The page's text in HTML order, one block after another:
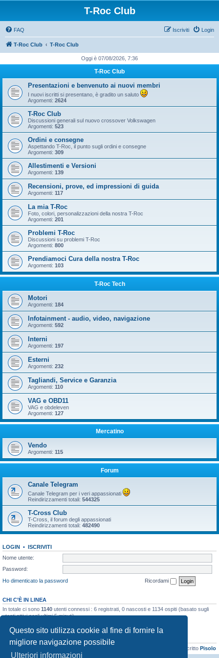
Questo sito utilizza cookie al fine di fornire la
migliore navigazione possibile
Ulteriori informazioni
T-Roc Club
FAQ Login
Iscriviti
T-Roc Club T-Roc Club
Oggi è 07/08/2026, 7:36
T-Roc Club
Presentazioni e benvenuto ai nuovi membri
I nuovi iscritti si presentano, è gradito un saluto
Argomenti: 2624
T-Roc Club
Discussioni generali sul nuovo crossover Volkswagen
Argomenti: 523
Ordini e consegne
Aspettando T-Roc, il punto sugli ordini e consegne
Argomenti: 309
Allestimenti e Versioni
Argomenti: 139
Recensioni, prove, ed impressioni di guida
Argomenti: 117
La mia T-Roc
Foto, colori, personalizzazioni della nostra T-Roc
Argomenti: 201
Problemi T-Roc
Discussioni su problemi T-Roc
Argomenti: 800
Prendiamoci Cura della nostra T-Roc
Argomenti: 103
T-Roc Tech
Motori
Argomenti: 184
Infotainment - audio, video, navigazione
Argomenti: 592
Interni
Argomenti: 197
Esterni
Argomenti: 232
Tagliandi, Service e Garanzia
Argomenti: 110
VAG e OBD11
VAG e obdeleven
Argomenti: 127
Mercatino
Vendo
Argomenti: 115
Forum
Canale Telegram
Canale Telegram per i veri appassionati
Reindirizzamenti totali: 544325
T-Cross Club
T-Cross, il forum degli appassionati
Reindirizzamenti totali: 482490
LOGIN • ISCRIVITI
Nome utente:
Password:
Ho dimenticato la password
Ricordami
CHI C’È IN LINEA
In totale ci sono 1140 utenti connessi : 6 registrati, 0 nascosti e 1134 ospiti (basato sugli
utenti attivi negli ultimi 5 minuti)
STATISTICHE
Totale messaggi
48133 • Totale argomenti • Ultimo iscritto Pisolo